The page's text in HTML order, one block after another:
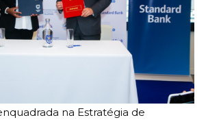
na Estratégia de